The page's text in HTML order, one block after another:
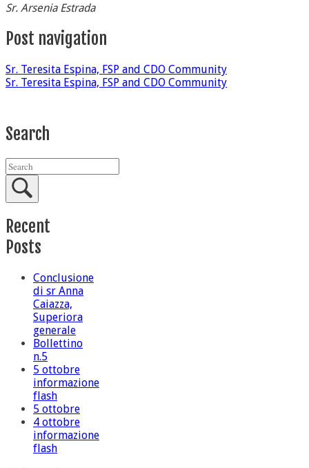
Sr. Arsenia Estrada
Post navigation
Sr. Teresita Espina, FSP and CDO Community
Sr. Teresita Espina, FSP and CDO Community
Search
Recent
Posts
Conclusione
di sr Anna
Caiazza,
Superiora
generale
Bollettino
n.5
5 ottobre
informazione
flash
5 ottobre
4 ottobre
informazione
flash